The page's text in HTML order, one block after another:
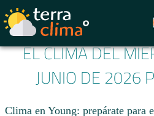
EL CLIMA DEL
JUNIO DE 2026
Clima en Young: prepárate para